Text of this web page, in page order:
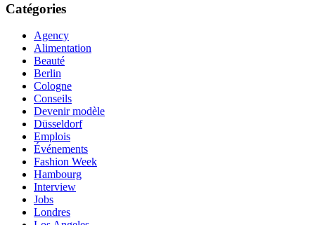
Catégories
Agency
Alimentation
Beauté
Berlin
Cologne
Conseils
Devenir modèle
Düsseldorf
Emplois
Événements
Fashion Week
Hambourg
Interview
Jobs
Londres